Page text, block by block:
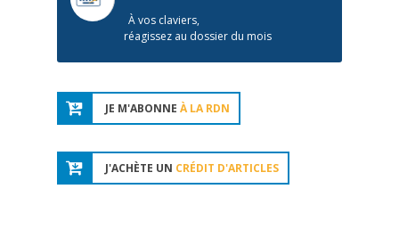
À vos claviers,
réagissez au dossier du mois
JE M'ABONNE À LA RDN
J'ACHÈTE UN CRÉDIT D'ARTICLES